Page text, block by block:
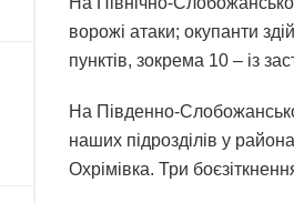
ворожі атаки; окупанти
пунктів, зокрема 10 – із
На Південно-
наших підрозділів у
Охрімівка. Три